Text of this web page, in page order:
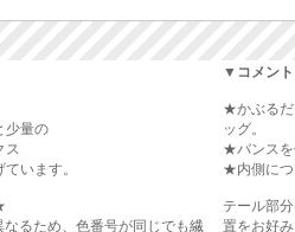
少量の
ス
います。
るため、色番号が同じでも繊
▼コメント
★かぶるだ
ッグ。
★バンスを
★内側につ
テール部
置をお好